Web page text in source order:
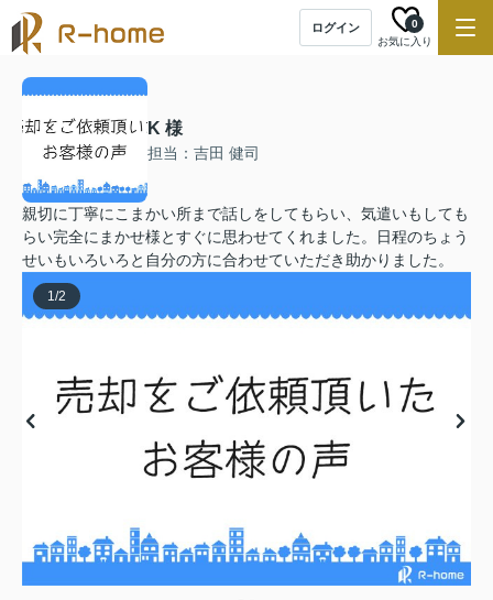
ログイン
お気に入り
0
K 様
担当：吉田 健司
親切に丁寧にこまかい所まで話しをしてもらい、気遣いもしても
らい完全にまかせ様とすぐに思わせてくれました。日程のちょう
せいもいろいろと自分の方に合わせていただき助かりました。
1/2